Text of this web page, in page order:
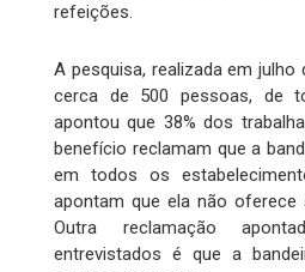
refeições.
A pesquisa, realizada em julho
cerca de 500 pessoas, de
apontou que 38% dos
benefício reclamam que a
em todos os
apontam que ela não oferece
Outra reclamação
entrevistados é que a